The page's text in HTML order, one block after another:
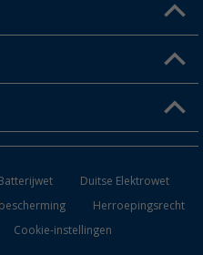
Batterijwet
Duitse Elektrowet
Herroepingsrecht
Cookie-instellingen